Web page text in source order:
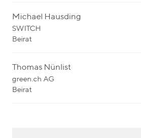
Michael Hausding
SWITCH
Beirat
Thomas Nünlist
green.ch AG
Beirat